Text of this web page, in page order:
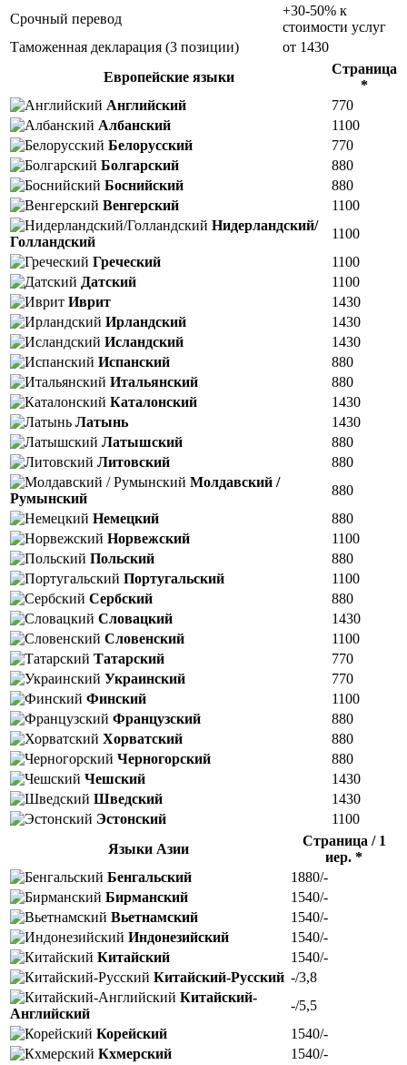
Срочный перевод
+30-50% к
стоимости услуг
Таможенная декларация (3 позиции)
от 1430
Европейские языки
Страница
*
Английский
770
Албанский
1100
Белорусский
770
Болгарский
880
Боснийский
880
Венгерский
1100
Нидерландский/
Голландский
1100
Греческий
1100
Датский
1100
Иврит
1430
Ирландский
1430
Исландский
1430
Испанский
880
Итальянский
880
Каталонский
1430
Латынь
1430
Латышский
880
Литовский
880
Молдавский /
Румынский
880
Немецкий
880
Норвежский
1100
Польский
880
Португальский
1100
Сербский
880
Словацкий
1430
Словенский
1100
Татарский
770
Украинский
770
Финский
1100
Французский
880
Хорватский
880
Черногорский
880
Чешский
1430
Шведский
1430
Эстонский
1100
Языки Азии
Страница / 1
иер. *
Бенгальский
1880/-
Бирманский
1540/-
Вьетнамский
1540/-
Индонезийский
1540/-
Китайский
1540/-
Китайский-Русский -/3,8
Китайский-
Английский
-/5,5
Корейский
1540/-
Кхмерский
1540/-